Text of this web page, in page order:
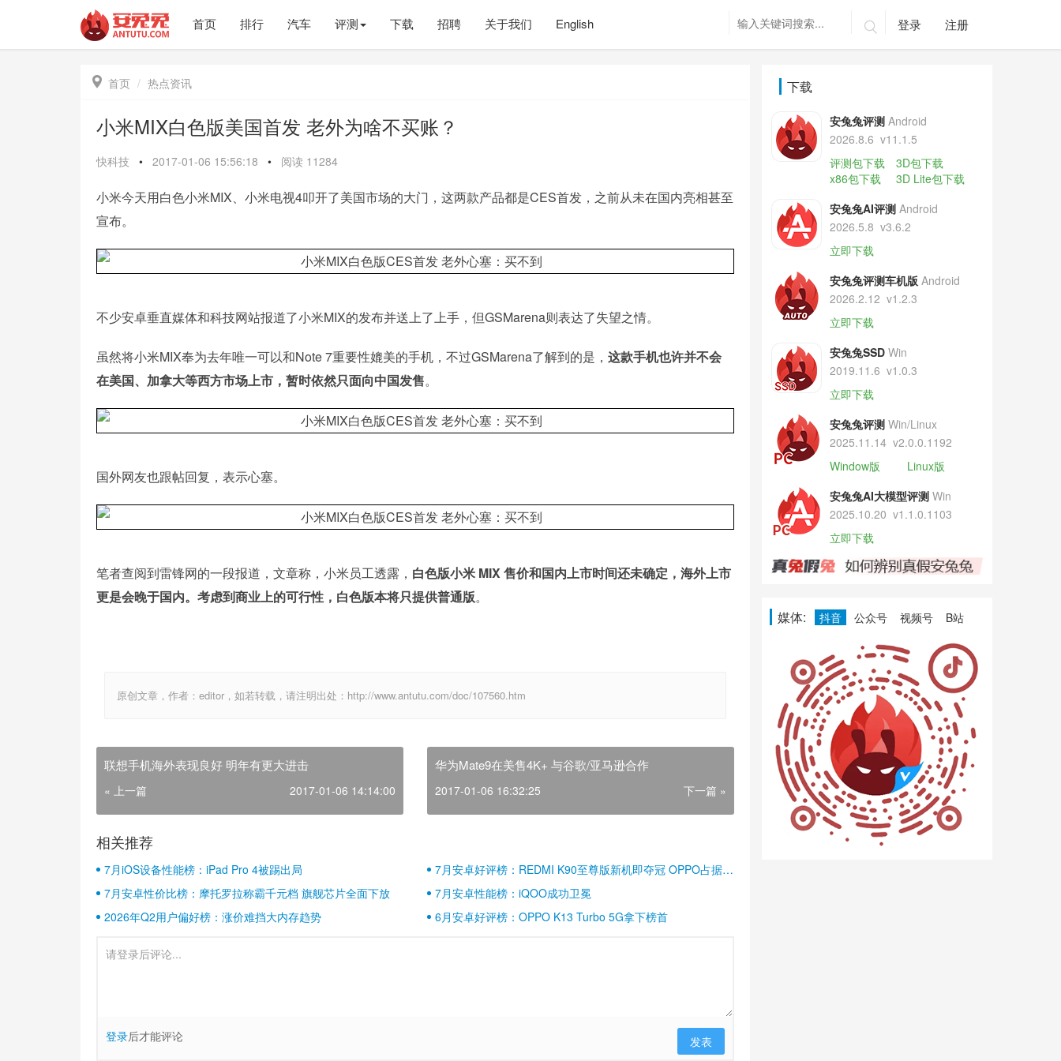
首页 排行 汽车 评测 下载 招聘 关于我们 English  登录 注册
 首页 热点资讯
小米MIX白色版美国首发 老外为啥不买账？
快科技 • 2017-01-06 15:56:18 • 阅读 11284
小米今天用白色小米MIX、小米电视4叩开了美国市场的大门，这两款产品都是CES首发，之前从未在国内亮相甚至
宣布。
不少安卓垂直媒体和科技网站报道了小米MIX的发布并送上了上手，但GSMarena则表达了失望之情。
虽然将小米MIX奉为去年唯一可以和Note 7重要性媲美的手机，不过GSMarena了解到的是， 这款手机也许并不会
在美国、加拿大等西方市场上市，暂时依然只面向中国发售。
国外网友也跟帖回复，表示心塞。
笔者查阅到雷锋网的一段报道，文章称，小米员工透露， 白色版小米 MIX 售价和国内上市时间还未确定，海外上市
更是会晚于国内。考虑到商业上的可行性，白色版本将只提供普通版。
原创文章，作者：editor，如若转载，请注明出处：http://www.antutu.com/doc/107560.htm
联想手机海外表现良好 明年有更大进击
« 上一篇 2017-01-06 14:14:00
华为Mate9在美售4K+ 与谷歌/亚马逊合作
2017-01-06 16:32:25 下一篇 »
相关推荐
7月iOS设备性能榜：iPad Pro 4被踢出局
7月安卓好评榜：REDMI K90至尊版新机即夺冠 OPPO占据半
壁江山
7月安卓性价比榜：摩托罗拉称霸千元档 旗舰芯片全面下放
7月安卓性能榜：iQOO成功卫冕
2026年Q2用户偏好榜：涨价难挡大内存趋势
6月安卓好评榜：OPPO K13 Turbo 5G拿下榜首
登录后才能评论 发表
下载
安兔兔评测 Android
2026.8.6 v11.1.5
评测包下载
3D包下载
x86包下载
3D Lite包下载
安兔兔AI评测 Android
2026.5.8 v3.6.2
立即下载
安兔兔评测车机版 Android
2026.2.12 v1.2.3
立即下载
安兔兔SSD Win
2019.11.6 v1.0.3
立即下载
安兔兔评测 Win/Linux
2025.11.14 v2.0.0.1192
Window版
Linux版
安兔兔AI大模型评测 Win
2025.10.20 v1.1.0.1103
立即下载
媒体: 抖音 公众号 视频号 B站